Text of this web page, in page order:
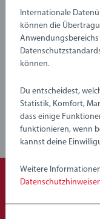
erleben.
36214 BRIO Flora
Spielfigur
Richtlinien für
Beliebte Auswahl
Internationale
können die
Anwendungsbereichs
können.
Du entscheidest,
Statistik, Komfort,
dass einige
funktionieren, wenn
kannst deine
Weitere